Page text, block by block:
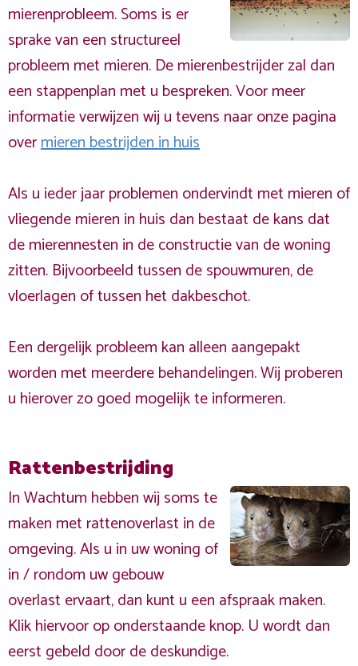
mierenprobleem. Soms is er
sprake van een structureel
probleem met mieren. De mierenbestrijder zal dan
een stappenplan met u bespreken. Voor meer
informatie verwijzen wij u tevens naar onze pagina
overmieren bestrijden in huis
Als u ieder jaar problemen ondervindt met mieren of
vliegende mieren in huis dan bestaat de kans dat
de mierennesten in de constructie van de woning
zitten. Bijvoorbeeld tussen de spouwmuren, de
vloerlagen of tussen het dakbeschot.
Een dergelijk probleem kan alleen aangepakt
worden met meerdere behandelingen. Wij proberen
u hierover zo goed mogelijk te informeren.
Rattenbestrijding
In Wachtum hebben wij soms te
maken met rattenoverlast in de
omgeving. Als u in uw woning of
in / rondom uw gebouw
overlast ervaart, dan kunt u een afspraak maken.
Klik hiervoor op onderstaande knop. U wordt dan
eerst gebeld door de deskundige.